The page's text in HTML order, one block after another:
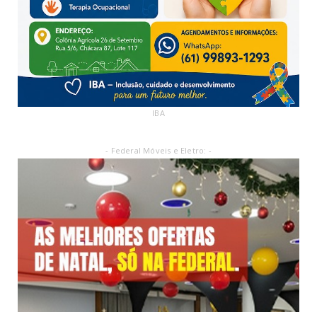
IBA
- Federal Móveis e Eletro: -